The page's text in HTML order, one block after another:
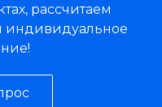
рассчитаем
индивидуальное